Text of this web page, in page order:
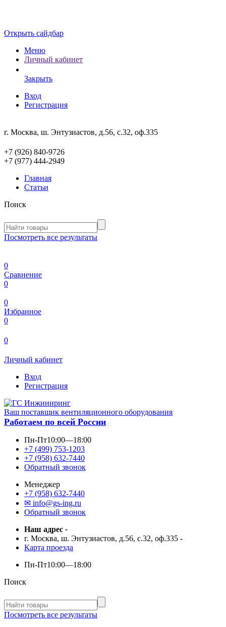
Открыть сайдбар
Меню
Личный кабинет
Закрыть
Вход
Регистрация
г. Москва, ш. Энтузиастов, д.56, с.32, оф.335
+7 (926) 840-9726
+7 (977) 444-2949
Главная
Статьи
Поиск
Посмотреть все результаты
0
Сравнение
0
0
Избранное
0
0
Личный кабинет
Вход
Регистрация
Ваш поставщик вентиляционного оборудования
Работаем по всей России
Пн-Пт10:00—18:00
+7 (499) 753-1203
+7 (958) 632-7440
Обратный звонок
Менеджер
+7 (958) 632-7440
✉ info@gs-ing.ru
Обратный звонок
Наш адрес -
г. Москва, ш. Энтузиастов, д.56, с.32, оф.335 -
Карта проезда
Пн-Пт10:00—18:00
Поиск
Посмотреть все результаты